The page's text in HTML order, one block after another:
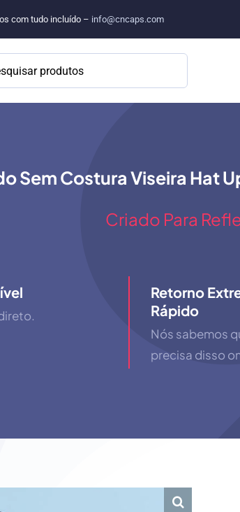
com tudo incluído – info@cncaps.com
Sem Costura Viseira Hat
Criado Para
Retorno
Rápido
Nós sabemos
precisa disso